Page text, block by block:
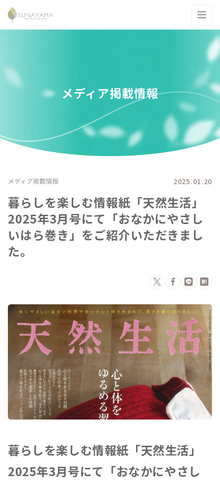
メディア掲載情報
メディア掲載情報 2025.01.20
暮らしを楽しむ情報紙「天然生活」
2025年3月号にて「おなかにやさし
いはら巻き」をご紹介いただきまし
た。
暮らしを楽しむ情報紙「天然生活」
2025年3月号にて「おなかにやさし